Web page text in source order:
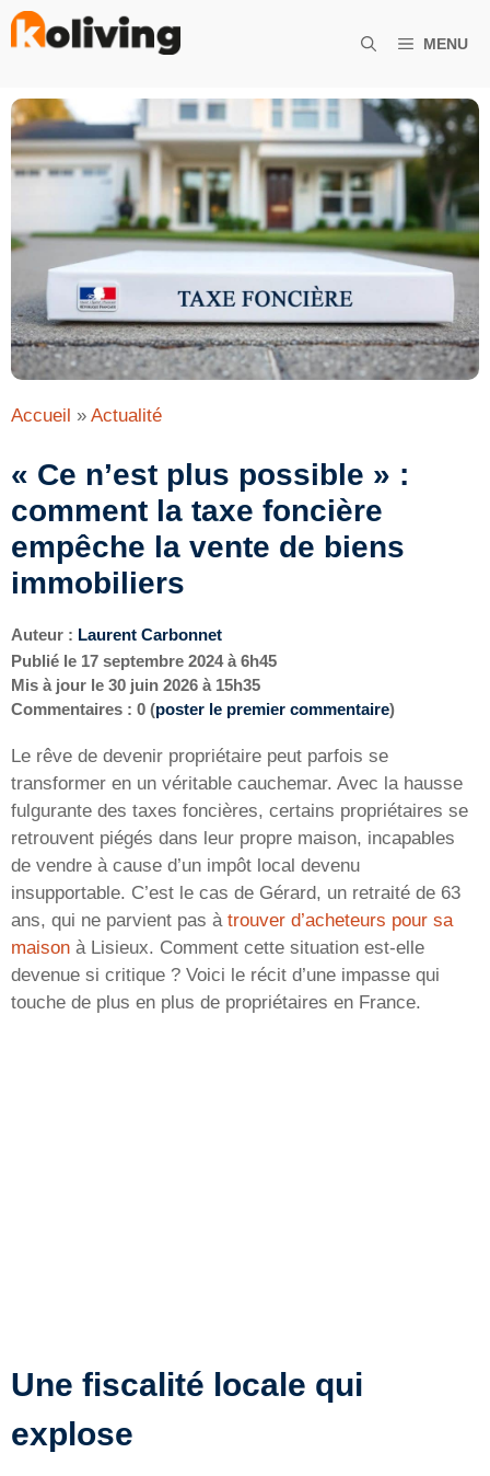
Aller
MENU
Accueil » Actualité
« Ce n’est plus possible » :
comment la taxe foncière
empêche la vente de biens
immobiliers
Auteur : Laurent Carbonnet
Publié le 17 septembre 2024 à 6h45
Mis à jour le 30 juin 2026 à 15h35
Commentaires : 0 (poster le premier commentaire)
Le rêve de devenir propriétaire peut parfois se
transformer en un véritable cauchemar. Avec la hausse
fulgurante des taxes foncières, certains propriétaires se
retrouvent piégés dans leur propre maison, incapables
de vendre à cause d’un impôt local devenu
insupportable. C’est le cas de Gérard, un retraité de 63
ans, qui ne parvient pas à trouver d’acheteurs pour sa
maison à Lisieux. Comment cette situation est-elle
devenue si critique ? Voici le récit d’une impasse qui
touche de plus en plus de propriétaires en France.
Une fiscalité locale qui
explose